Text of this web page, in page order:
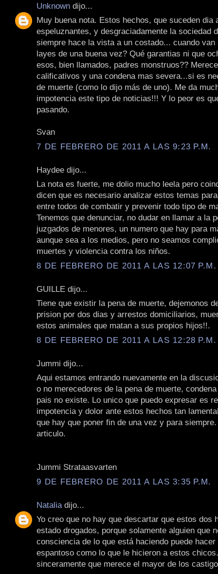
Unknown dijo...
Muy buena nota. Estos hechos, que suceden dia
espeluznantes, y desgraciadamente la sociedad
siempre hace la vista a un costado... cuando
layes de una buena vez? Qué garantias ni que
esos, bien llamados, padres monstruos??
calificativos y una condena mas severa...si es
de muerte (como lo dijo más de uno). Me da
impotencia este tipo de noticias!!! Y lo peor es
pasando.
Svan
7 DE FEBRERO DE 2011 A LAS 9:23 P.M.
Haydee dijo...
La nota es fuerte, me dolio mucho leela pero
dicen que es necesario analizar estos temas
entre todos de combatir y prevenir todo tipo de
Tenemos que denunciar, no dudar en llamar a la
juzgados de menores, un numero que hay para
aunque sea a los medios, pero no seamos
muertes y violencia contra los niños.
8 DE FEBRERO DE 2011 A LAS 12:07 P.M.
GUILLE dijo...
Tiene que existir la pena de muerte, dejemonos
prision por dos dias y arrestos domiciliarios,
estos animales que matan a sus propios hijos!!.
8 DE FEBRERO DE 2011 A LAS 12:28 P.M.
Jummi dijo...
Aqui estamos entrando nuevamente en la
o no merecedores de la pena de muerte,
pais no existe. Lo unico que puedo expresar es
impotencia y dolor ante estos hechos tan
que hay que poner fin de una vez y para
articulo.
Jummi Strataasvarten
9 DE FEBRERO DE 2011 A LAS 3:35 P.M.
Natalia dijo...
Yo creo que no hay que descartar que estos dos
estado drogados, porque solamente alguien que
consciencia de lo que está haciendo puede hacer
espantoso como lo que le hicieron a estos
sinceramente que merece el mayor de los